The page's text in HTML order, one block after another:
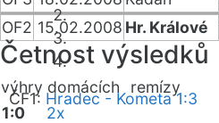
ČF1: Hradec - Kometa 1:3
OF2 15.02.2008 Hr. Králové
Četnost výsledků
výhry domácích remízy
1:0
2x